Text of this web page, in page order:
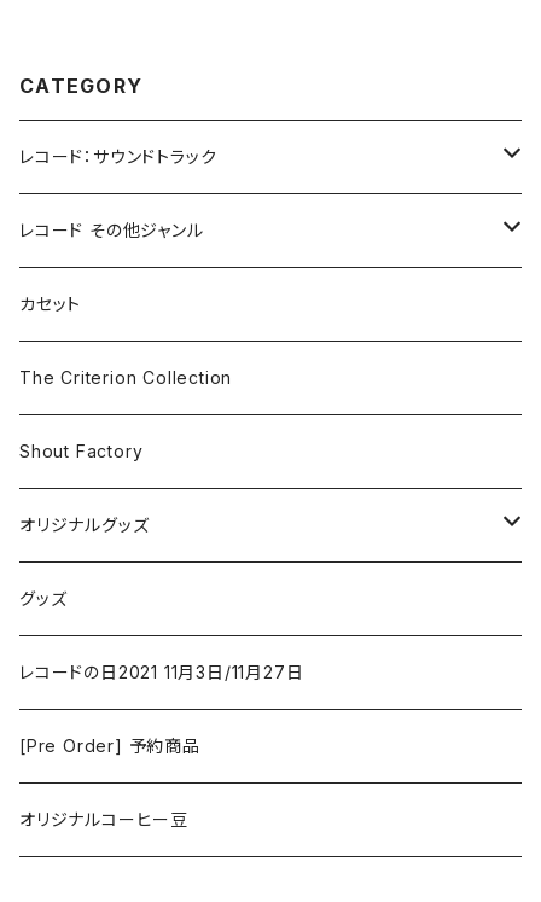
CATEGORY
レコード：サウンドトラック
ホラー/スリラー
SF
ドラマ/ロマンス
アクション/クライム
コメディ
ファンタジー/アドベンチャー
アニメーション
ゲーム
ミュージカル/音楽/ドキュメンタリー/コンピ
レコード その他ジャンル
Rock & Pop
The Smiths
Iron and Wine
Grouper
Bill Callahan
Classical
Electronic & Ambient
New Order
Jazz
カセット
The Criterion Collection
Shout Factory
オリジナルグッズ
コーヒー
洋服
グッズ
レコードの日2021 11月3日/11月27日
[Pre Order] 予約商品
オリジナルコーヒー豆